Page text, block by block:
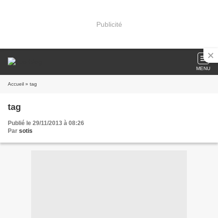
Publicité
MENU
Accueil » tag
tag
Publié le 29/11/2013 à 08:26
Par sotis